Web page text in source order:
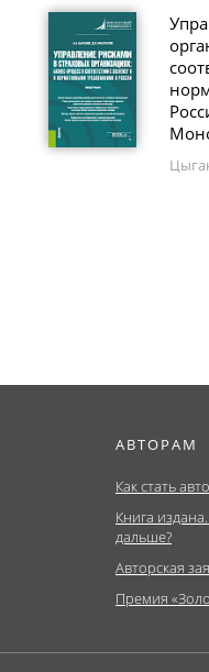
АВТОРАМ
Как стать
Книга
дальше?
Авторская
Премия